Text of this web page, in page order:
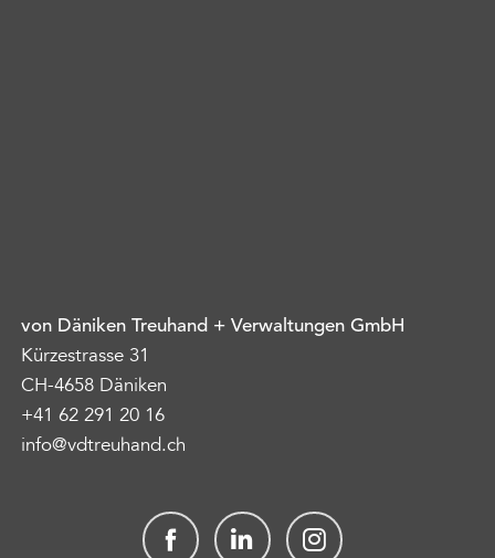
von Däniken Treuhand + Verwaltungen GmbH
Kürzestrasse 31
CH-4658 Däniken
+41 62 291 20 16
info@vdtreuhand.ch